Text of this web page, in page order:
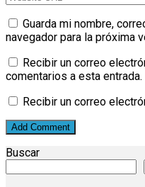
Guarda mi nombre,
navegador para la próxima
Recibir un correo
comentarios a esta entrada.
Recibir un correo
Buscar